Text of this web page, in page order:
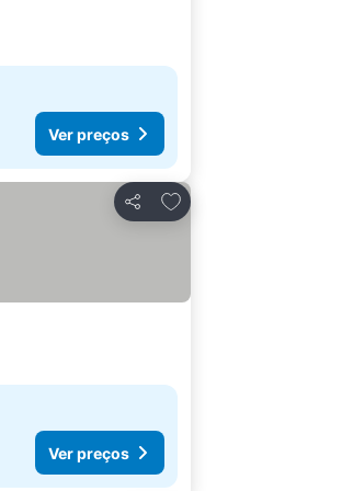
Ver preços
Partilhar
Adicionar aos favoritos
Ver preços